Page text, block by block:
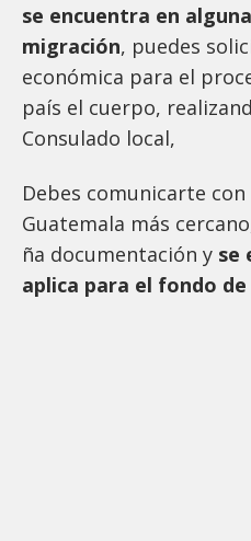
se encuentra en
migración, puedes
económica para el
país el cuerpo,
Consulado local,
Debes comunicarte con
Guatemala más
ña documentación y se
aplica para el fondo